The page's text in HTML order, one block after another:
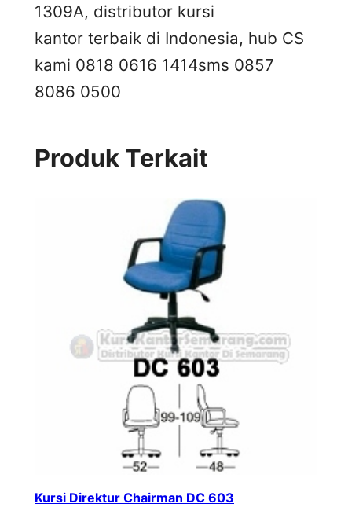
1309A, distributor kursi
kantor terbaik di Indonesia, hub CS
kami 0818 0616 1414sms 0857
8086 0500
Produk Terkait
Kursi Direktur Chairman DC 603